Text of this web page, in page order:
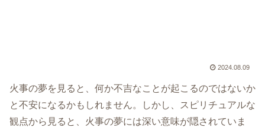
2024.08.09
火事の夢を見ると、何か不吉なことが起こるのではないか
と不安になるかもしれません。しかし、スピリチュアルな
観点から見ると、火事の夢には深い意味が隠されていま